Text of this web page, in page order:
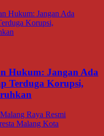
Hukum: Jangan Ada
Terduga Korupsi,